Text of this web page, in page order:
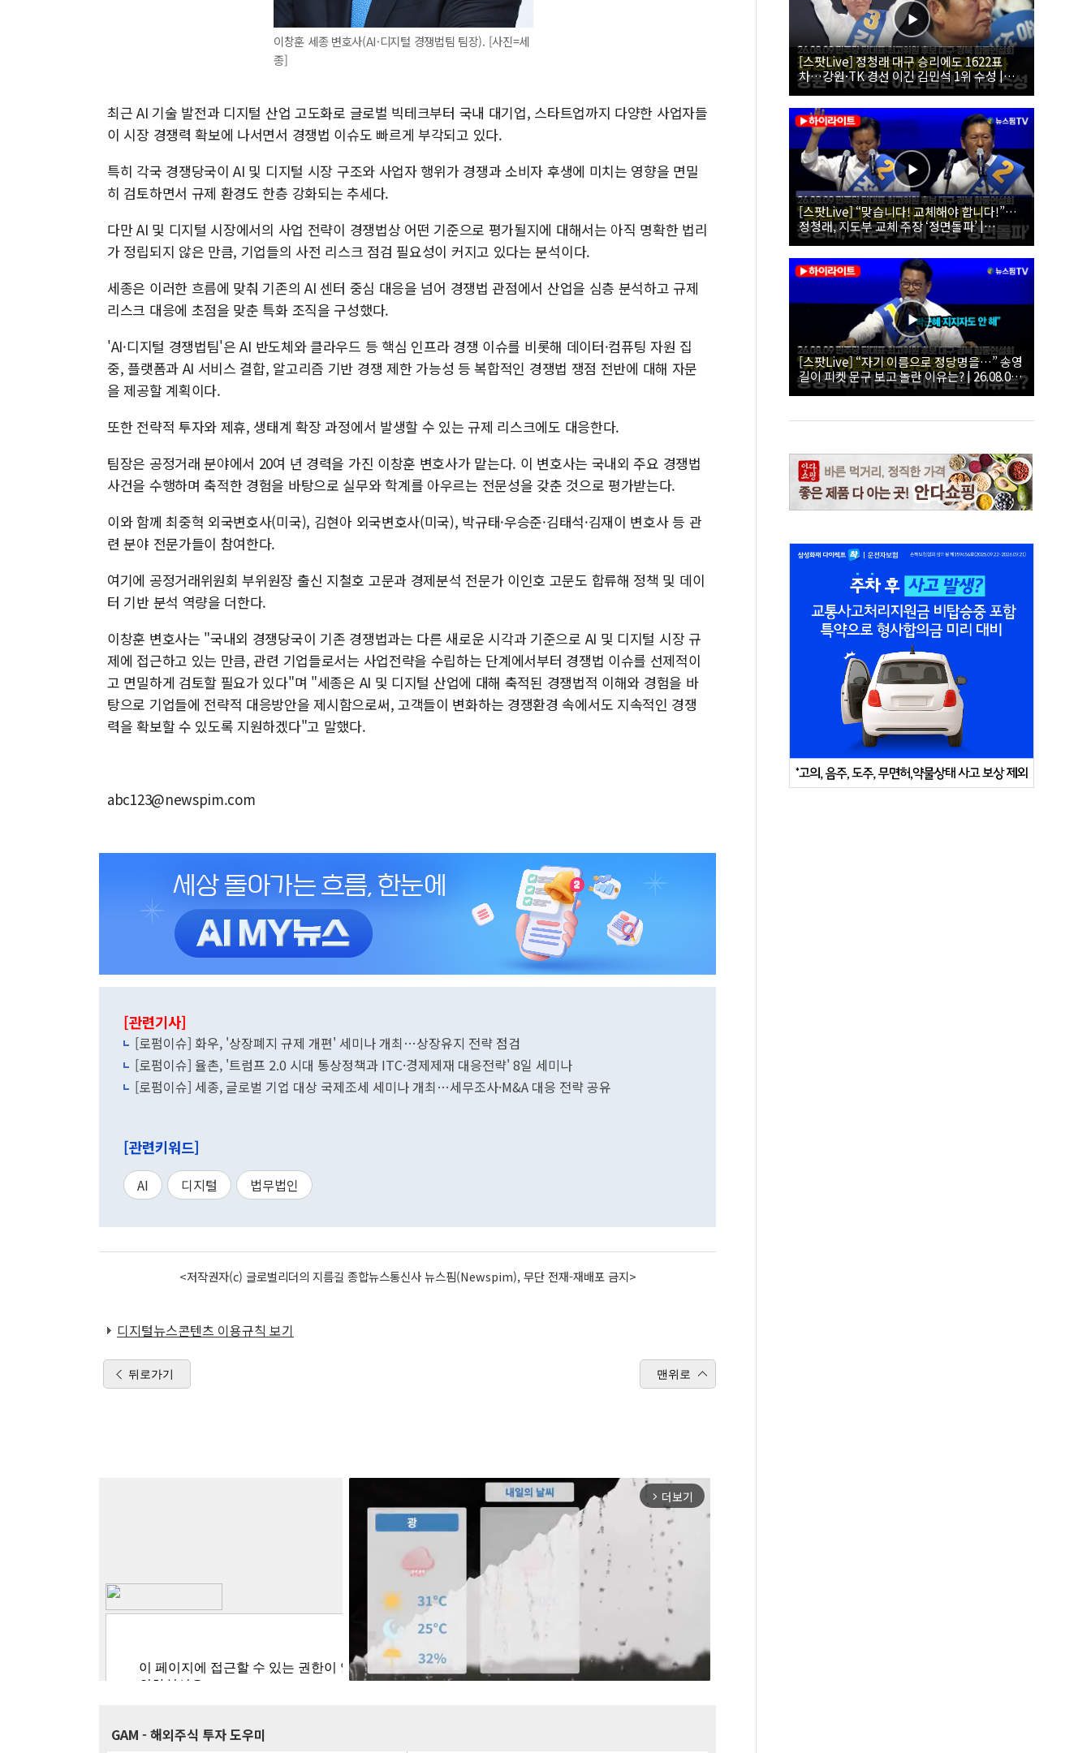
이창훈 세종 변호사(AI·디지털 경쟁법팀 팀장). [사진=세
종]
최근 AI 기술 발전과 디지털 산업 고도화로 글로벌 빅테크부터 국내 대기업, 스타트업까지 다양한 사업자들
이 시장 경쟁력 확보에 나서면서 경쟁법 이슈도 빠르게 부각되고 있다.
특히 각국 경쟁당국이 AI 및 디지털 시장 구조와 사업자 행위가 경쟁과 소비자 후생에 미치는 영향을 면밀
히 검토하면서 규제 환경도 한층 강화되는 추세다.
다만 AI 및 디지털 시장에서의 사업 전략이 경쟁법상 어떤 기준으로 평가될지에 대해서는 아직 명확한 법리
가 정립되지 않은 만큼, 기업들의 사전 리스크 점검 필요성이 커지고 있다는 분석이다.
세종은 이러한 흐름에 맞춰 기존의 AI 센터 중심 대응을 넘어 경쟁법 관점에서 산업을 심층 분석하고 규제
리스크 대응에 초점을 맞춘 특화 조직을 구성했다.
'AI·디지털 경쟁법팀'은 AI 반도체와 클라우드 등 핵심 인프라 경쟁 이슈를 비롯해 데이터·컴퓨팅 자원 집
중, 플랫폼과 AI 서비스 결합, 알고리즘 기반 경쟁 제한 가능성 등 복합적인 경쟁법 쟁점 전반에 대해 자문
을 제공할 계획이다.
또한 전략적 투자와 제휴, 생태계 확장 과정에서 발생할 수 있는 규제 리스크에도 대응한다.
팀장은 공정거래 분야에서 20여 년 경력을 가진 이창훈 변호사가 맡는다. 이 변호사는 국내외 주요 경쟁법
사건을 수행하며 축적한 경험을 바탕으로 실무와 학계를 아우르는 전문성을 갖춘 것으로 평가받는다.
이와 함께 최중혁 외국변호사(미국), 김현아 외국변호사(미국), 박규태·우승준·김태석·김재이 변호사 등 관
련 분야 전문가들이 참여한다.
여기에 공정거래위원회 부위원장 출신 지철호 고문과 경제분석 전문가 이인호 고문도 합류해 정책 및 데이
터 기반 분석 역량을 더한다.
이창훈 변호사는 "국내외 경쟁당국이 기존 경쟁법과는 다른 새로운 시각과 기준으로 AI 및 디지털 시장 규
제에 접근하고 있는 만큼, 관련 기업들로서는 사업전략을 수립하는 단계에서부터 경쟁법 이슈를 선제적이
고 면밀하게 검토할 필요가 있다"며 "세종은 AI 및 디지털 산업에 대해 축적된 경쟁법적 이해와 경험을 바
탕으로 기업들에 전략적 대응방안을 제시함으로써, 고객들이 변화하는 경쟁환경 속에서도 지속적인 경쟁
력을 확보할 수 있도록 지원하겠다"고 말했다.
abc123@newspim.com
[관련기사]
[로펌이슈] 화우, '상장폐지 규제 개편' 세미나 개최…상장유지 전략 점검
[로펌이슈] 율촌, '트럼프 2.0 시대 통상정책과 ITC·경제제재 대응전략' 8일 세미나
[로펌이슈] 세종, 글로벌 기업 대상 국제조세 세미나 개최…세무조사·M&A 대응 전략 공유
[관련키워드]
AI 디지털 법무법인
<저작권자(c) 글로벌리더의 지름길 종합뉴스통신사 뉴스핌(Newspim), 무단 전재-재배포 금지>
디지털뉴스콘텐츠 이용규칙 보기
뒤로가기 맨위로
arrow_forward_ios 더보기
GAM - 해외주식 투자 도우미
[스팟Live] 정청래 대구 승리에도 1622표
차…강원·TK 경선 이긴 김민석 1위 수성 |
26.08.09 더불어민주당 당대표·최고위원 후
보 대구·경북 합동연설회
[스팟Live] “맞습니다! 교체해야 합니다!”…
정청래, 지도부 교체 주장 ‘정면돌파’ |
26.08.09 더불어민주당 당대표·최고위원 후
보 대구·경북 합동연설회
[스팟Live] “자기 이름으로 정당명을…” 송영
길이 피켓 문구 보고 놀란 이유는? | 26.08.09
더불어민주당 당대표·최고위원 후보 대구·경